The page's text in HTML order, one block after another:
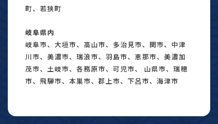
町、若狭町
岐阜県内
岐阜市、大垣市、高山市、多治見市、関市、中津
川市、美濃市、瑞浪市、羽島市、恵那市、美濃加
茂市、土岐市、各務原市、可児市、 山県市、瑞穂
市、飛騨市、本巣市、郡上市、下呂市、海津市